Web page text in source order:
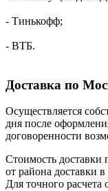
- Тинькофф;
- ВТБ.
Доставка по
Осуществляется
дня после
договоренности
Стоимость
от района доставки
Для точного расчета